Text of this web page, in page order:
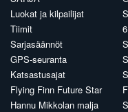
Luokat ja kilpailijat
Tiimit
Sarjasäännöt
GPS-seuranta
Katsastusajat
Flying Finn Future Star
Hannu Mikkolan malja